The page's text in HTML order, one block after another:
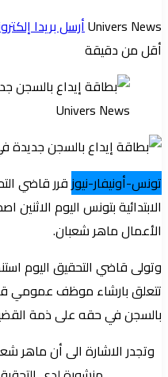
Univers Newsأرسل بريدا
أقل من دقيقة
تونس-أونيفار-نيوز
الابتدائية بتونس اليوم
الأعمال ماهر شعبان.
وتولى قاضي التحقيق اليوم
تتعلق بارشاء موظف عمومي
بالسجن في حقه على ذمة
وتجدر الاشارة الى أن